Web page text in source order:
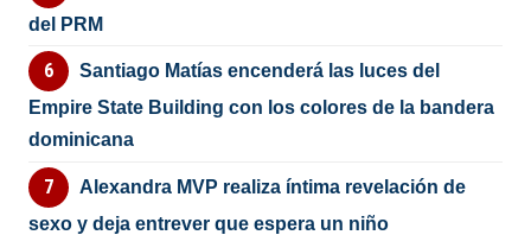
del PRM
Santiago Matías encenderá las luces del
Empire State Building con los colores de la bandera
dominicana
Alexandra MVP realiza íntima revelación de
sexo y deja entrever que espera un niño